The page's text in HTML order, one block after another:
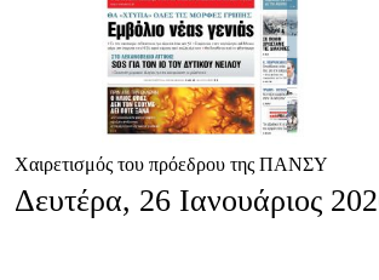
Χαιρετισμός του πρόεδρου της ΠΑΝΣΥ
Δευτέρα, 26 Ιανουάριος